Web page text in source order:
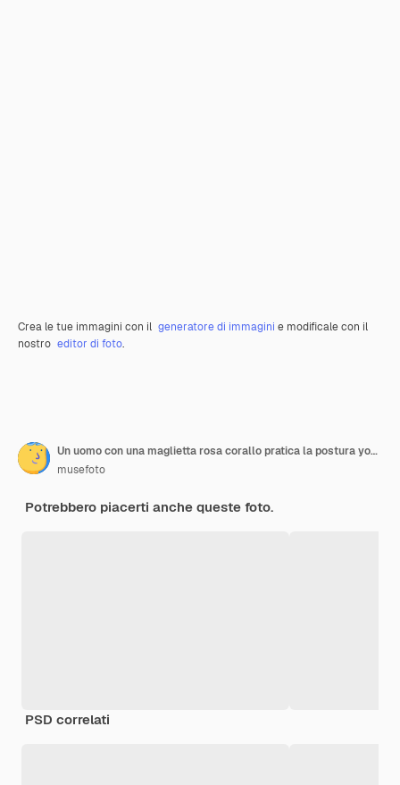
Crea le tue immagini con il generatore di immagini e modificale con il
nostro editor di foto.
Un uomo con una maglietta rosa corallo pratica la postura yoga Warrior II con attenzione e forza su un tappetino
musefoto
Potrebbero piacerti anche queste foto.
PSD correlati